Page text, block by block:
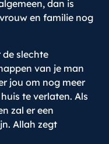
dan is
en familie nog
slechte
van je man
jou om nog meer
te verlaten. Als
zal er een
Allah zegt